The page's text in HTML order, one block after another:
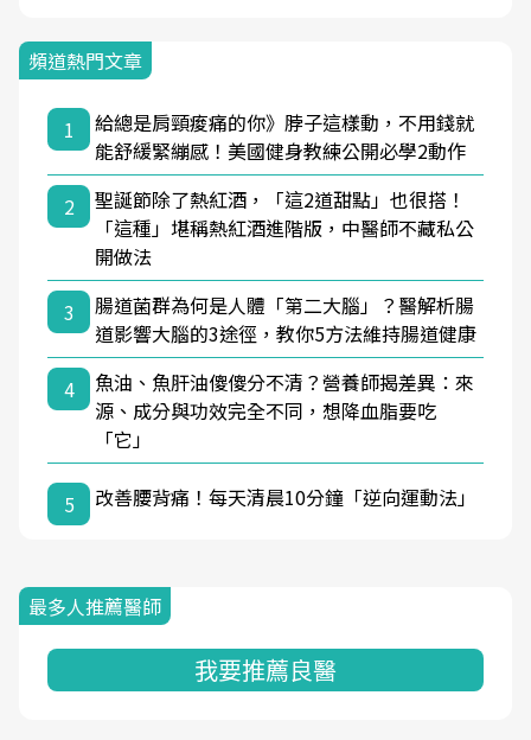
頻道熱門文章
1
給總是肩頸痠痛的你》脖子這樣動，不用錢就
能舒緩緊繃感！美國健身教練公開必學2動作
2
聖誕節除了熱紅酒，「這2道甜點」也很搭！
「這種」堪稱熱紅酒進階版，中醫師不藏私公
開做法
3
腸道菌群為何是人體「第二大腦」？醫解析腸
道影響大腦的3途徑，教你5方法維持腸道健康
4
魚油、魚肝油傻傻分不清？營養師揭差異：來
源、成分與功效完全不同，想降血脂要吃
「它」
5 改善腰背痛！每天清晨10分鐘「逆向運動法」
最多人推薦醫師
我要推薦良醫